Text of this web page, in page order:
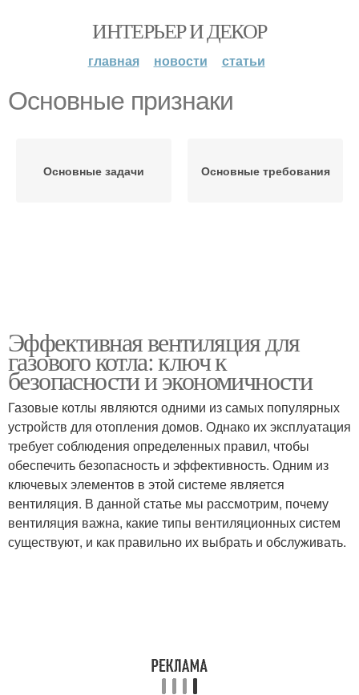
ИНТЕРЬЕР И ДЕКОР
главная новости статьи
Основные признаки
Основные задачи Основные требования
Эффективная вентиляция для
газового котла: ключ к
безопасности и экономичности
Газовые котлы являются одними из самых популярных
устройств для отопления домов. Однако их эксплуатация
требует соблюдения определенных правил, чтобы
обеспечить безопасность и эффективность. Одним из
ключевых элементов в этой системе является
вентиляция. В данной статье мы рассмотрим, почему
вентиляция важна, какие типы вентиляционных систем
существуют, и как правильно их выбрать и обслуживать.